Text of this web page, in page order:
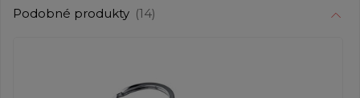
Podobné produkty (14)